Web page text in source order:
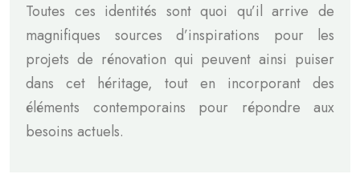
Toutes ces identités sont quoi qu’il arrive de
magnifiques sources d’inspirations pour les
projets de rénovation qui peuvent ainsi puiser
dans cet héritage, tout en incorporant des
éléments contemporains pour répondre aux
besoins actuels.